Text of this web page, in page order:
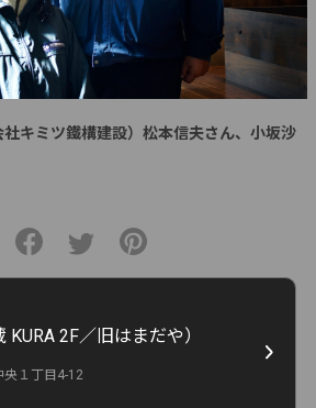
社キミツ鐵構建設）松本信夫さん、小坂沙
2F／旧はまだや）
央１丁目4-12